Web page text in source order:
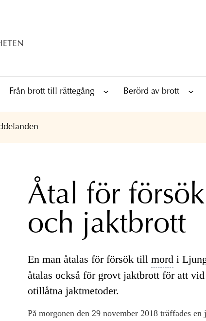
Från brott till rättegång Berörd av brott
Åtal för
och jaktbrott
En man åtalas för försök till mord i
åtalas också för grovt jaktbrott för att
otillåtna jaktmetoder.
På morgonen den 29 november 2018 träffades